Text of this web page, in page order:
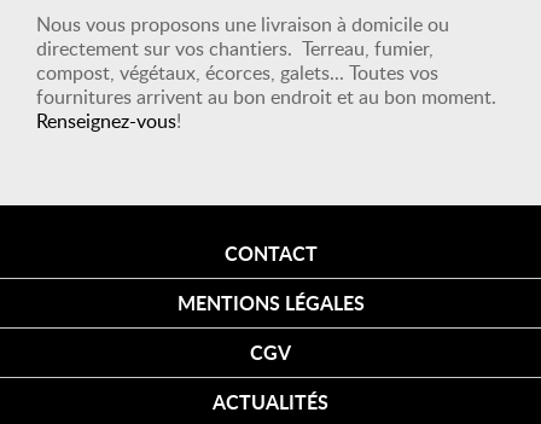
Nous vous proposons une livraison à domicile ou
directement sur vos chantiers. Terreau, fumier,
compost, végétaux, écorces, galets... Toutes vos
fournitures arrivent au bon endroit et au bon moment.
Renseignez-vous!
CONTACT
MENTIONS LÉGALES
CGV
ACTUALITÉS